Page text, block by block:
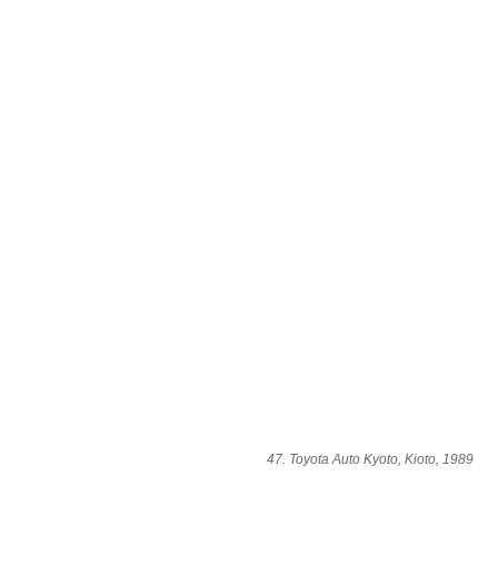
47. Toyota Auto Kyoto, Kioto, 1989